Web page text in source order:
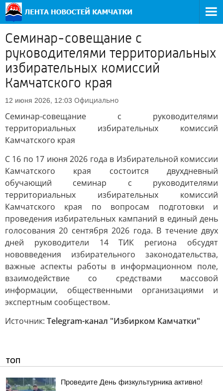
Семинар-совещание с
руководителями территориальных
избирательных комиссий
Камчатского края
12 июня 2026, 12:03 Официально
Семинар-совещание с руководителями
территориальных избирательных комиссий
Камчатского края
С 16 по 17 июня 2026 года в Избирательной комиссии
Камчатского края состоится двухдневный
обучающий семинар с руководителями
территориальных избирательных комиссий
Камчатского края по вопросам подготовки и
проведения избирательных кампаний в единый день
голосования 20 сентября 2026 года. В течение двух
дней руководители 14 ТИК региона обсудят
нововведения избирательного законодательства,
важные аспекты работы в информационном поле,
взаимодействие со средствами массовой
информации, общественными организациями и
экспертным сообществом.
Источник: Telegram-канал "Избирком Камчатки"
ТОП
Проведите День физкультурника активно!